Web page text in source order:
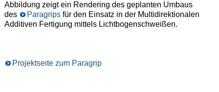
Abbildung zeigt ein Rendering des geplanten Umbaus
des
Paragripsfür den Einsatz in der Multidirektionalen
Additiven Fertigung mittels Lichtbogenschweißen.
Projektseite zum Paragrip